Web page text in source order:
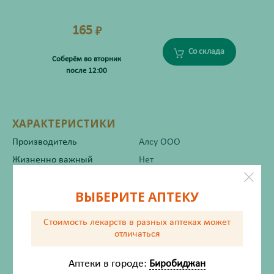
165 ₽
Соберём во вторник
после 12:00
Со склада
ХАРАКТЕРИСТИКИ
Производитель
Алсу ООО
Жизненно важный
Нет
Инструкция по применению
ВЫБЕРИТЕ АПТЕКУ
Стоимость лекарств в разных аптеках может
отличаться
Аптеки в городе: Биробиджан